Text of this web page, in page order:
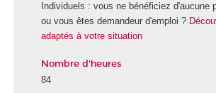
Individuels : vous ne bénéficiez d'aucune
ou vous êtes demandeur d'emploi ?
adaptés à votre situation
Nombre d'heures
84